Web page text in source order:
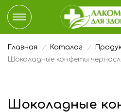
КАТАЛОГ
НАШ БЛОГ
Главная Каталог
Шоколадные конфеты
Шоколадные